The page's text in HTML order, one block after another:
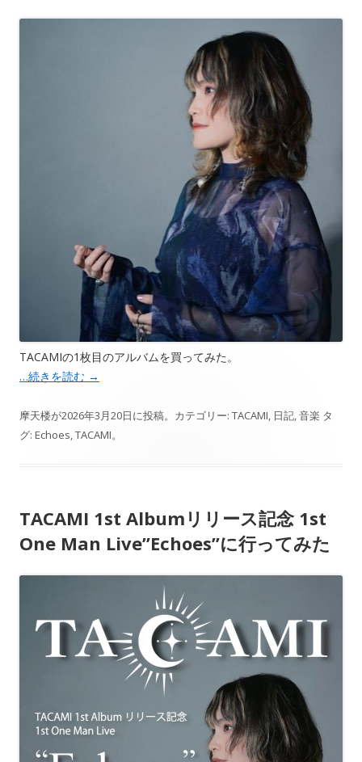
TACAMIの1枚目のアルバムを買ってみた。
…続きを読む →
摩天楼が2026年3月20日に投稿。カテゴリー: TACAMI, 日記,音楽 タ
グ: Echoes,TACAMI。
TACAMI 1st Albumリリース記念 1st
One Man Live”Echoes”に行ってみた